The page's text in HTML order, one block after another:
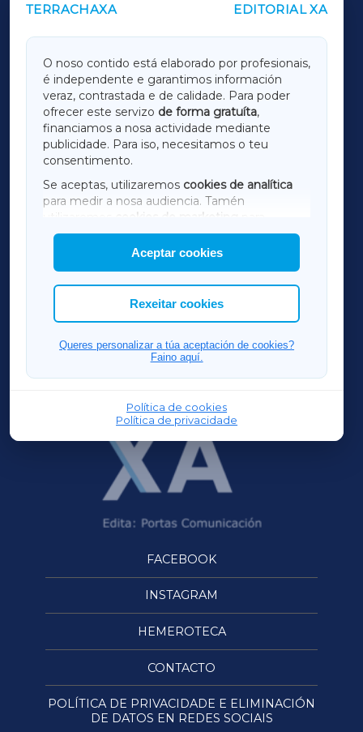
TERRACHAXA EDITORIAL XA
O noso contido está elaborado por profesionais,
é independente e garantimos información
veraz, contrastada e de calidade. Para poder
ofrecer este servizo de forma gratuíta,
financiamos a nosa actividade mediante
publicidade. Para iso, necesitamos o teu
consentimento.
Se aceptas, utilizaremos cookies de analítica
para medir a nosa audiencia. Tamén
utilizaremos
cookies de marketing
mostrar publicidade de terceiros.
Así mesmo, podes personalizar a elección das
cookies que desexas permitir.
Aceptar cookies
Rexeitar cookies
Queres personalizar a túa aceptación de cookies?
Faino aquí.
Política de cookies
Política de privacidade
OUTROS PERIÓDICOS
LUGOXA
TERRACHAXA
AMARIÑAXA
RIBEIRASACRAXA
ACORUÑAXA
FERROLXA
OURENSEXA
FACEBOOK
INSTAGRAM
HEMEROTECA
CONTACTO
POLÍTICA DE PRIVACIDADE E ELIMINACIÓN
DE DATOS EN REDES SOCIAIS